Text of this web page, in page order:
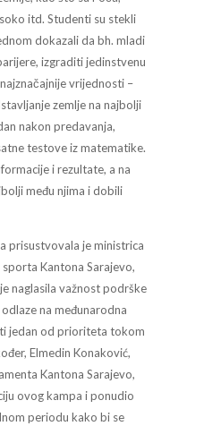
itd. Studenti su stekli
dokazali da bh. mladi
izgraditi jedinstvenu
vrijednosti –
zemlje na najbolji
nakon predavanja,
testove iz matematike.
i rezultate, a na
među njima i dobili
prisustvovala je ministrica
Kantona Sarajevo,
naglasila važnost podrške
na međunarodna
jedan od prioriteta tokom
Elmedin Konaković,
Kantona Sarajevo,
ovog kampa i ponudio
periodu kako bi se